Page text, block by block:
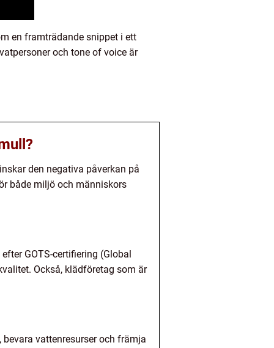
en framträdande snippet i ett
och tone of voice är
den negativa påverkan på
både miljö och människors
GOTS-certifiering (Global
Också, klädföretag som är
vattenresurser och främja